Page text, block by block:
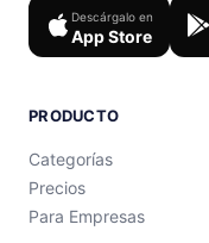
Descárgalo en
App Store
PRODUCTO
Categorías
Precios
Para Empresas